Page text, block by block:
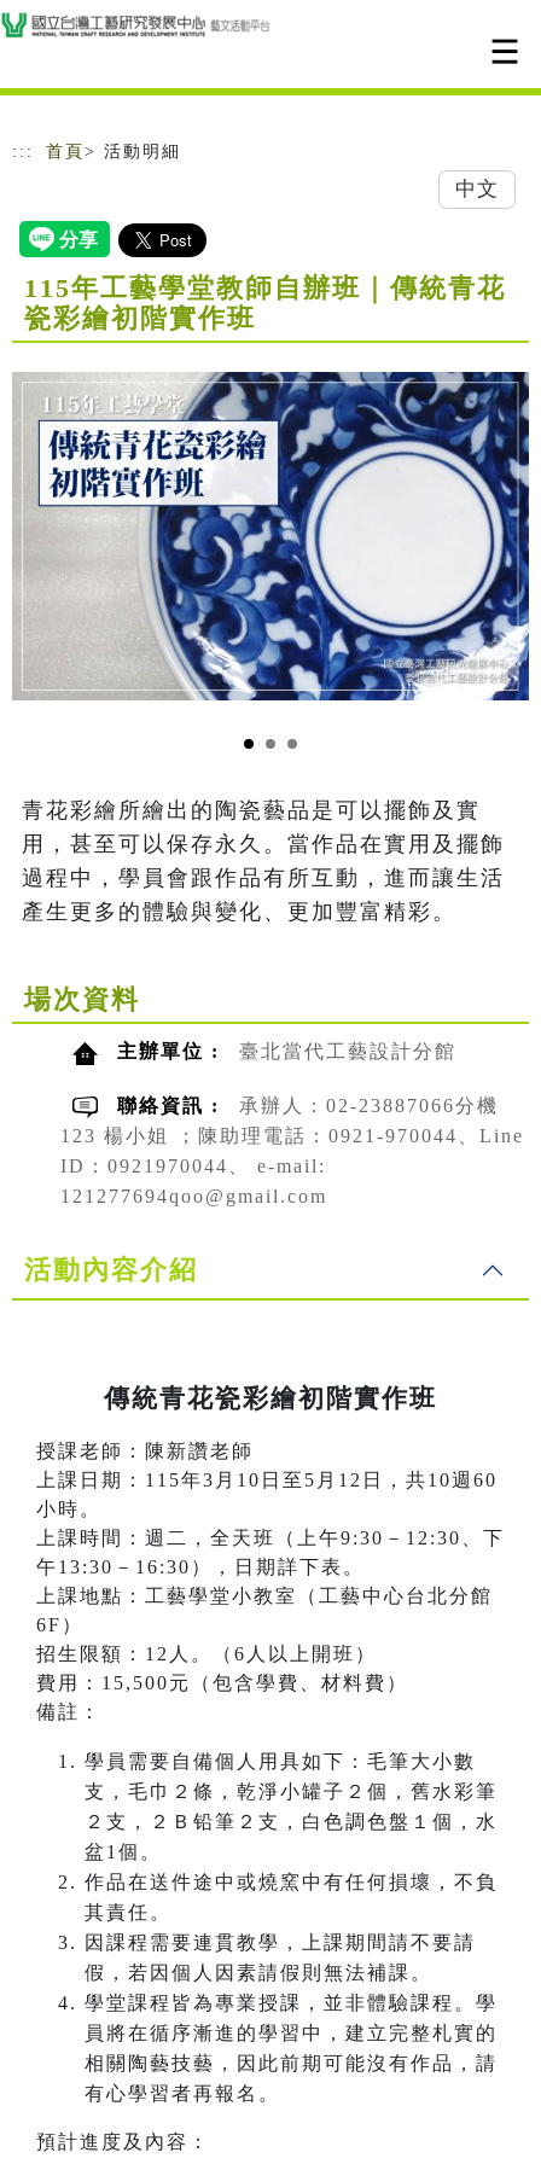
跳到主要內容
網站導覽
::: 首頁 > 活動明細
中文
115年工藝學堂教師自辦班｜傳統青花
瓷彩繪初階實作班
青花彩繪所繪出的陶瓷藝品是可以擺飾及實
用，甚至可以保存永久。當作品在實用及擺飾
過程中，學員會跟作品有所互動，進而讓生活
產生更多的體驗與變化、更加豐富精彩。
場次資料
主辦單位 : 臺北當代工藝設計分館
聯絡資訊 :
承辦人：02-23887066分機
123 楊小姐 ；陳助理電話：0921-970044、Line
ID：0921970044、 e-mail:
121277694qoo@gmail.com
活動內容介紹
傳統青花瓷彩繪初階實作班
授課老師：陳新讚老師
上課日期：115年3月10日至5月12日，共10週60
小時。
上課時間：週二，全天班（上午9:30－12:30、下
午13:30－16:30），日期詳下表。
上課地點：工藝學堂小教室（工藝中心台北分館
6F）
招生限額：12人。（6人以上開班）
費用：15,500元（包含學費、材料費）
備註：
學員需要自備個人用具如下：毛筆大小數
支，毛巾２條，乾淨小罐子２個，舊水彩筆
２支，２Ｂ铅筆２支，白色調色盤１個，水
盆1個。
作品在送件途中或燒窯中有任何損壞，不負
其責任。
因課程需要連貫教學，上課期間請不要請
假，若因個人因素請假則無法補課。
學堂課程皆為專業授課，並非體驗課程。學
員將在循序漸進的學習中，建立完整札實的
相關陶藝技藝，因此前期可能沒有作品，請
有心學習者再報名。
預計進度及內容：